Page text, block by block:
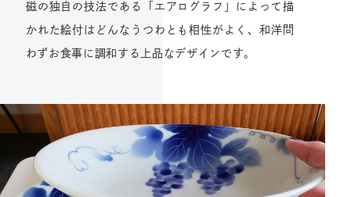
磁の独自の技法である「エアログラフ」によって描
かれた絵付はどんなうつわとも相性がよく、和洋問
わずお食事に調和する上品なデザインです。